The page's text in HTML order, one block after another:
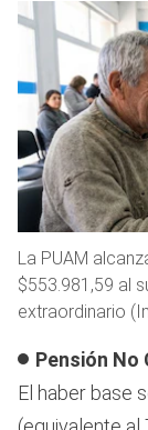
La PUAM
$553.981,59 al
extraordinario
Pensión No
El haber base